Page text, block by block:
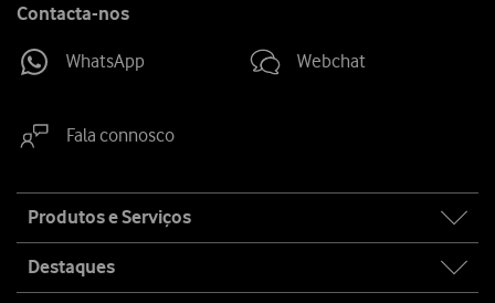
Contacta-nos
WhatsApp Webchat
Fala connosco
map
Produtos e Serviços
Destaques